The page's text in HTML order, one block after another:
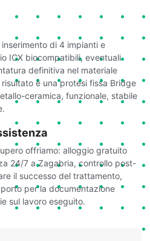
di 4 impianti e
ICX biocompatibili, eventuali
definitiva nel materiale
è una protesi fissa Bridge
ceramica, funzionale, stabile
offriamo: alloggio gratuito
24/7 a Zagabria, controllo post-
il successo del trattamento,
per la documentazione
sul lavoro eseguito.